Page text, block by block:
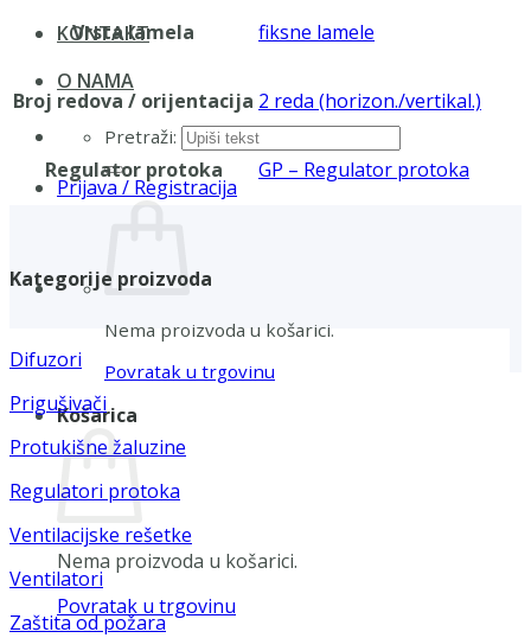
KONTAKT
O NAMA
Pretraži:
Prijava / Registracija
Nema proizvoda u košarici.
Povratak u trgovinu
Košarica
Nema proizvoda u košarici.
Povratak u trgovinu
Vrsta lamela fiksne lamele
Broj redova / orijentacija 2 reda (horizon./vertikal.)
Regulator protoka GP – Regulator protoka
Kategorije proizvoda
Difuzori
Prigušivači
Protukišne žaluzine
Regulatori protoka
Ventilacijske rešetke
Ventilatori
Zaštita od požara